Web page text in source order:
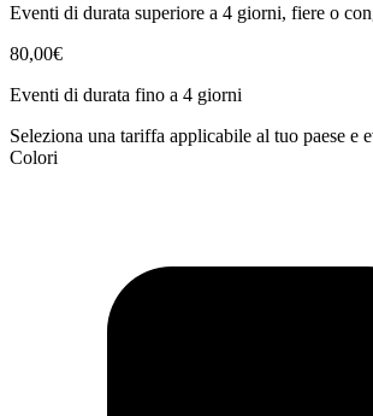
Eventi di durata superiore a 4 giorni, fiere o
80,00€
Eventi di durata fino a 4 giorni
Seleziona una tariffa applicabile al tuo paese e
Colori